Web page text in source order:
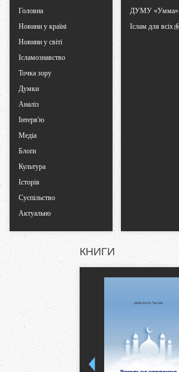
Головна
Новини у країні
Новини у світі
Ісламознавство
Точка зору
Думки
Аналіз
Інтерв'ю
Медіа
Блоґи
Культура
Історія
Суспільство
Актуально
ДУМУ «Умма»
Іслам для всіх
КНИГИ